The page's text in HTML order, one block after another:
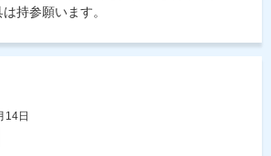
持参願います。
14日